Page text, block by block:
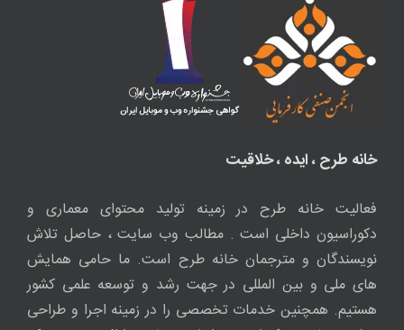
خانه طرح ، ایده ، خلاقیت
فعالیت خانه طرح در زمینه تولید محتوای معماری و
دکوراسیون داخلی است . مطالب وب سایت ، حاصل تلاش
نویسندگان و مترجمان خانه طرح است. ما حامی همایش
های ملی و بین المللی در جهت رشد و توسعه علمی کشور
هستیم. همچنین خدمات تخصصی را در زمینه اجرا و طراحی